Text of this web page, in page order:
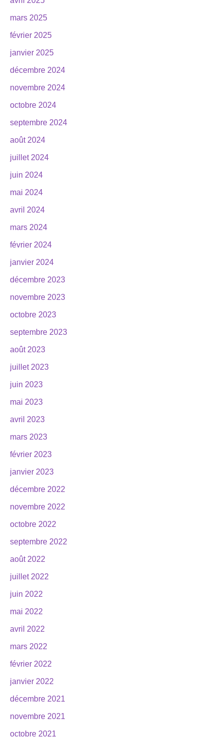
mars 2025
février 2025
janvier 2025
décembre 2024
novembre 2024
octobre 2024
septembre 2024
août 2024
juillet 2024
juin 2024
mai 2024
avril 2024
mars 2024
février 2024
janvier 2024
décembre 2023
novembre 2023
octobre 2023
septembre 2023
août 2023
juillet 2023
juin 2023
mai 2023
avril 2023
mars 2023
février 2023
janvier 2023
décembre 2022
novembre 2022
octobre 2022
septembre 2022
août 2022
juillet 2022
juin 2022
mai 2022
avril 2022
mars 2022
février 2022
janvier 2022
décembre 2021
novembre 2021
octobre 2021